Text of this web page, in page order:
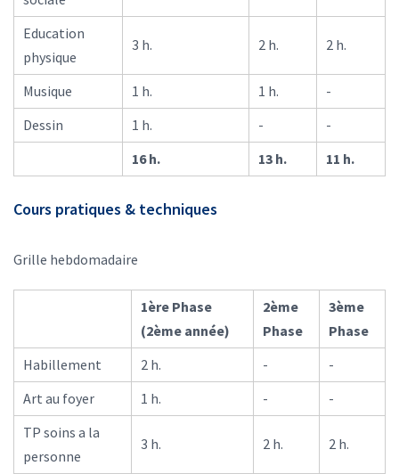
Education
physique
3 h. 2 h. 2 h.
Musique 1 h. 1 h.
-
Dessin
1 h. -
-
16 h.
13 h. 11 h.
Cours pratiques & techniques
Grille hebdomadaire
1ère Phase
(2ème année)
2ème
Phase
3ème
Phase
Habillement
2 h. -
-
Art au foyer
1 h. -
-
TP soins a la
personne
3 h. 2 h. 2 h.